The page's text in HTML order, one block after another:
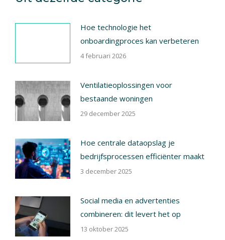
Hoe technologie het
onboardingproces kan verbeteren
4 februari 2026
Ventilatieoplossingen voor
bestaande woningen
29 december 2025
Hoe centrale dataopslag je
bedrijfsprocessen efficiënter maakt
3 december 2025
Social media en advertenties
combineren: dit levert het op
13 oktober 2025